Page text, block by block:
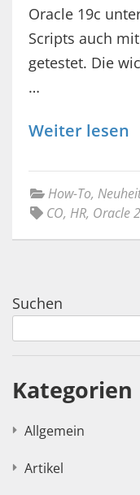
Oracle 19c
Scripts auch
getestet. Die
…
Weiter lesen
How-To,
CO, HR, Oracle
Suchen
Kategorien
Allgemein
Artikel